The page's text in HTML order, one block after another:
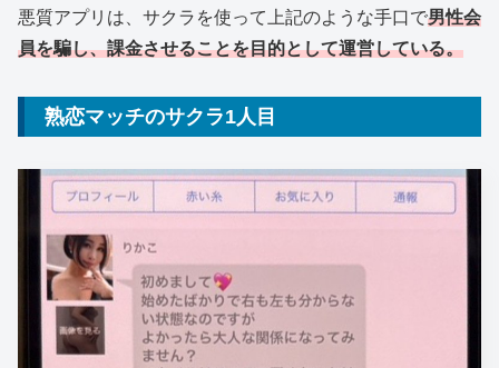
悪質アプリは、サクラを使って上記のような手口で男性会
員を騙し、課金させることを目的として運営している。
熟恋マッチのサクラ1人目